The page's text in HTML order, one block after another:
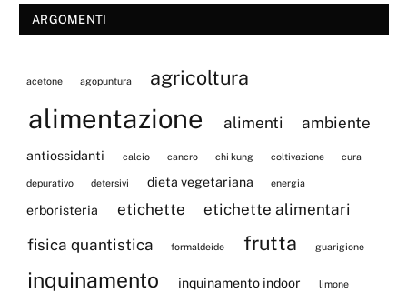
ARGOMENTI
acetone agopuntura agricoltura
alimentazione alimenti ambiente
antiossidanti calcio cancro chi kung coltivazione cura
depurativo detersivi dieta vegetariana energia
erboristeria etichette
etichette alimentari
fisica quantistica
formaldeide frutta guarigione
inquinamento inquinamento indoor limone